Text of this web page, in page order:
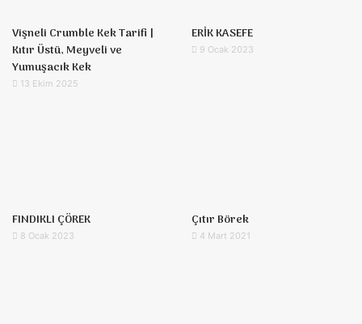
Vişneli Crumble Kek Tarifi |
Kıtır Üstü, Meyveli ve
Yumuşacık Kek
13 Ekim 2025
ERİK KASEFE
9 Ocak 2023
FINDIKLI ÇÖREK
8 Ocak 2023
Çıtır Börek
4 Mart 2021